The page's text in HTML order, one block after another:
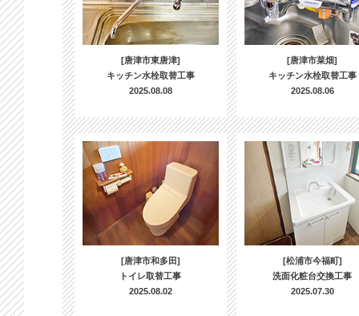
[唐津市東唐津]
キッチン水栓取替工事
2025.08.08
[唐津市菜畑]
キッチン水栓取替工事
2025.08.06
[唐津市和多田]
トイレ取替工事
2025.08.02
[松浦市今福町]
洗面化粧台交換工事
2025.07.30